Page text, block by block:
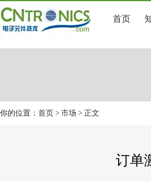
首页
你的位置： 首页 > 市场 > 正文
订单